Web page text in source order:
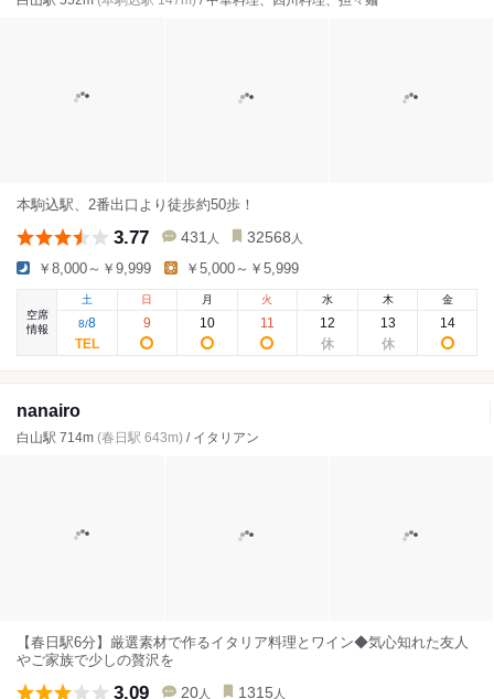
本駒込駅、2番出口より徒歩約50歩！
3.77 431 人 32568 人
￥8,000～￥9,999 ￥5,000～￥5,999
空席
情報
土
8/8
日
9
月
10
火
11
水
12
木
13
金
14
nanairo
白山駅 714m (春日駅 643m) / イタリアン
【春日駅6分】厳選素材で作るイタリア料理とワイン◆気心知れた友人
やご家族で少しの贅沢を
3.09 20 人 1315 人